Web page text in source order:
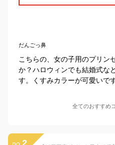
だんごっ鼻
こちらの、女の子用のプリン
か？ハロウィンでも結婚式な
す。くすみカラーが可愛いです
全てのおすすめ
2